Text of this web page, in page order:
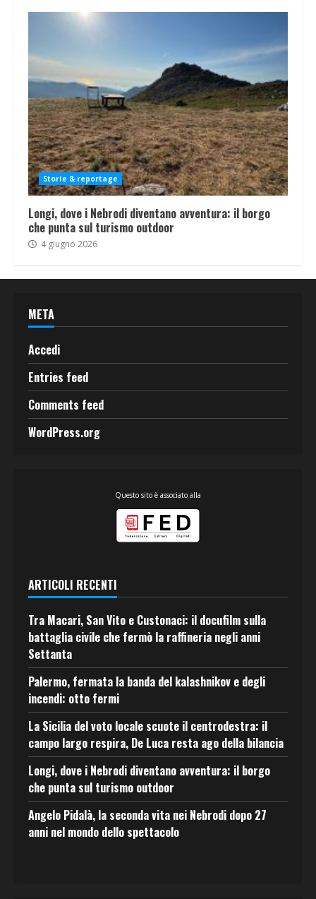
Storie & reportage
Longi, dove i Nebrodi diventano avventura: il borgo
che punta sul turismo outdoor
4 giugno 2026
META
Accedi
Entries feed
Comments feed
WordPress.org
Questo sito è associato alla
ARTICOLI RECENTI
Tra Macari, San Vito e Custonaci: il docufilm sulla
battaglia civile che fermò la raffineria negli anni
Settanta
Palermo, fermata la banda del kalashnikov e degli
incendi: otto fermi
La Sicilia del voto locale scuote il centrodestra: il
campo largo respira, De Luca resta ago della bilancia
Longi, dove i Nebrodi diventano avventura: il borgo
che punta sul turismo outdoor
Angelo Pidalà, la seconda vita nei Nebrodi dopo 27
anni nel mondo dello spettacolo